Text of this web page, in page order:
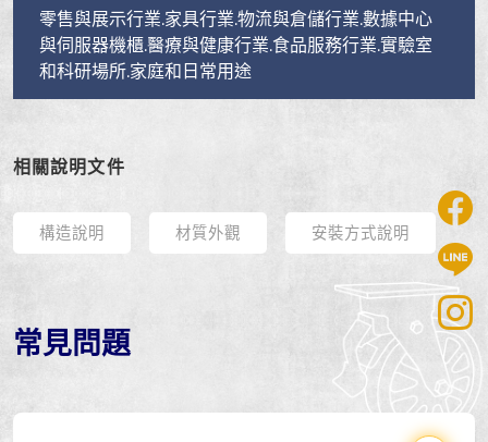
零售與展示行業.家具行業.物流與倉儲行業.數據中心
與伺服器機櫃.醫療與健康行業.食品服務行業.實驗室
和科研場所.家庭和日常用途
相關說明文件
構造說明 材質外觀 安裝方式說明
常見問題